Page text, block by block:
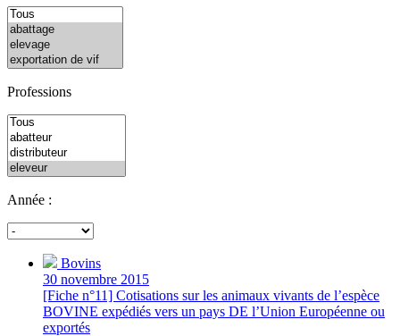
Professions
Année :
Bovins
30 novembre 2015
[Fiche n°11] Cotisations sur les animaux vivants de l’espèce
BOVINE expédiés vers un pays DE l’Union Européenne ou
exportés